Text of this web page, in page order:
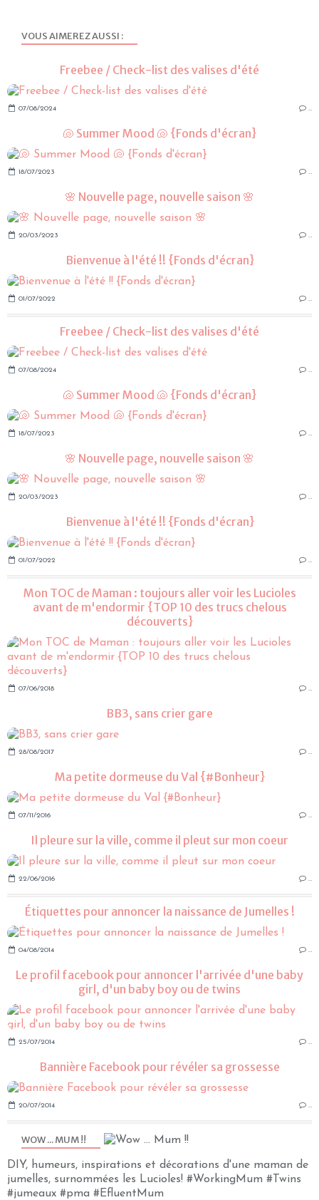
WOW ... MUM !!
DIY, humeurs, inspirations et décorations d'une maman de
jumelles, surnommées les Lucioles! #WorkingMum #Twins
#jumeaux #pma #EfluentMum
VOUS AIMEREZ AUSSI :
Freebee / Check-list des valises d'été
07/08/2024 …
🐚 Summer Mood 🐚 {Fonds d'écran}
18/07/2023 …
🌸 Nouvelle page, nouvelle saison 🌸
20/03/2023 …
Bienvenue à l'été !! {Fonds d'écran}
01/07/2022 …
Freebee / Check-list des valises d'été
07/08/2024 …
🐚 Summer Mood 🐚 {Fonds d'écran}
18/07/2023 …
🌸 Nouvelle page, nouvelle saison 🌸
20/03/2023 …
Bienvenue à l'été !! {Fonds d'écran}
01/07/2022 …
Mon TOC de Maman : toujours aller voir les Lucioles
avant de m'endormir {TOP 10 des trucs chelous
découverts}
07/06/2018 …
BB3, sans crier gare
28/08/2017 …
Ma petite dormeuse du Val {#Bonheur}
07/11/2016 …
Il pleure sur la ville, comme il pleut sur mon coeur
22/06/2016 …
Étiquettes pour annoncer la naissance de Jumelles !
04/08/2014 …
Le profil facebook pour annoncer l'arrivée d'une baby
girl, d'un baby boy ou de twins
25/07/2014 …
Bannière Facebook pour révéler sa grossesse
20/07/2014 …